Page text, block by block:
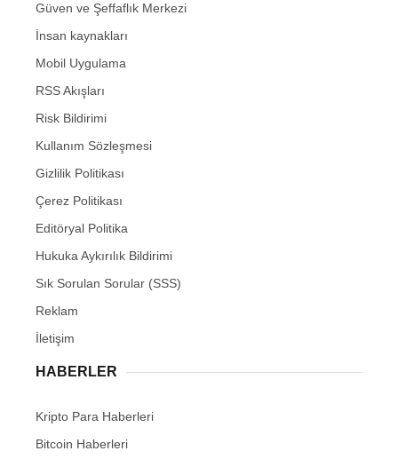
Güven ve Şeffaflık Merkezi
İnsan kaynakları
Mobil Uygulama
RSS Akışları
Risk Bildirimi
Kullanım Sözleşmesi
Gizlilik Politikası
Çerez Politikası
Editöryal Politika
Hukuka Aykırılık Bildirimi
Sık Sorulan Sorular (SSS)
Reklam
İletişim
HABERLER
Kripto Para Haberleri
Bitcoin Haberleri